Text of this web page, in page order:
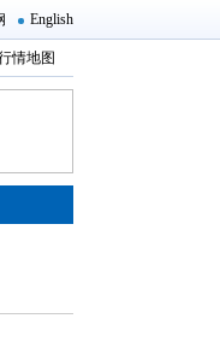
English
情地图